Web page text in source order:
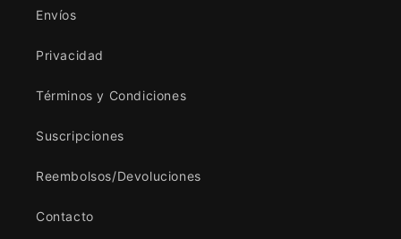
Envíos
Privacidad
Términos y Condiciones
Suscripciones
Reembolsos/Devoluciones
Contacto